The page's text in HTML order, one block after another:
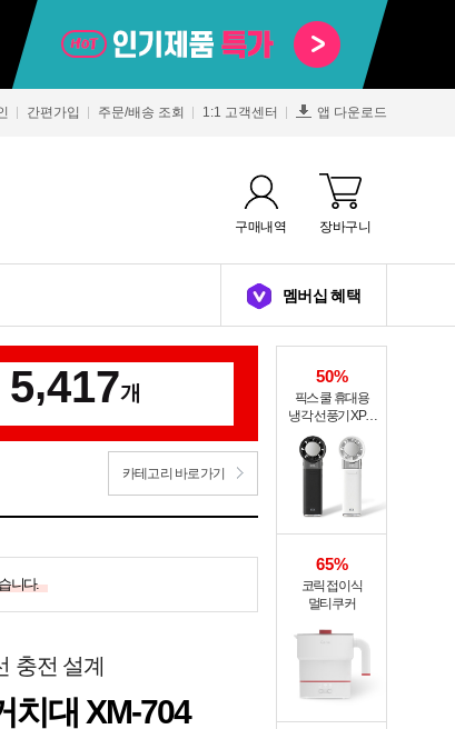
간편가입 주문/배송 조회 1:1 고객센터 앱 다운로드
구매내역 장바구니
멤버십 혜택
5,417개
카테고리 바로가기
니다.
충전 설계
치대 XM-704
50%
픽스 쿨 휴대용
냉각 선풍기 XPF-
65%
코릭 접이식
멀티쿠커